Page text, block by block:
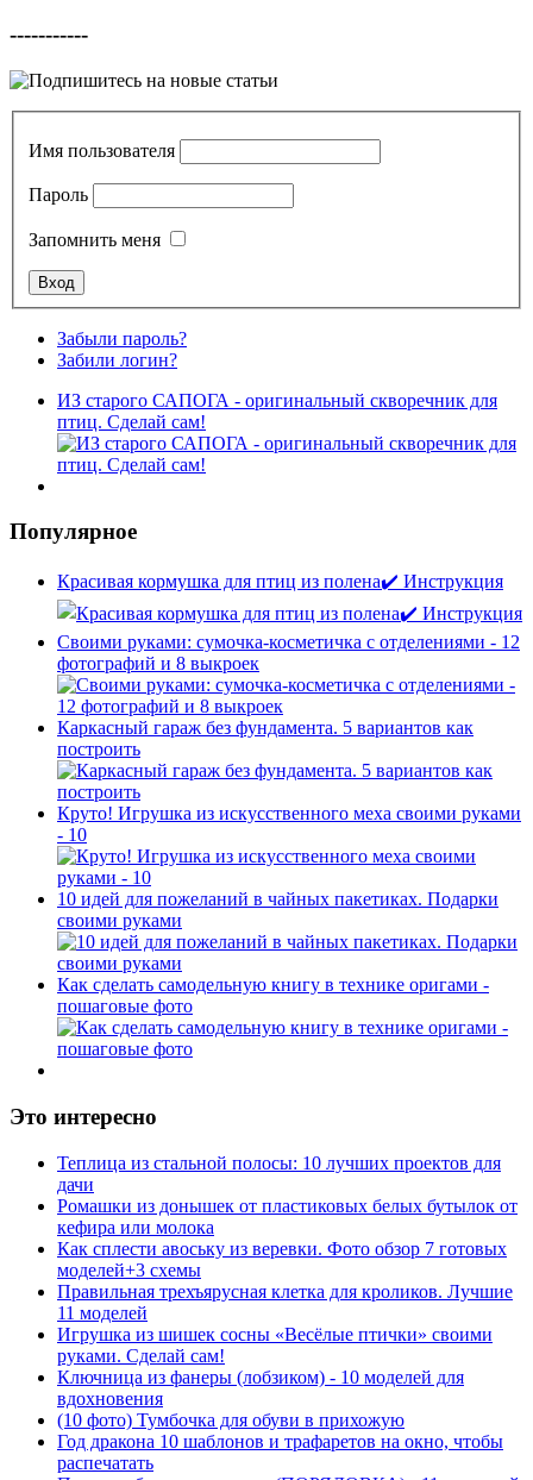
-----------
Имя пользователя
Пароль
Запомнить меня
Забыли пароль?
Забили логин?
ИЗ старого САПОГА - оригинальный скворечник для
птиц. Сделай сам!
Популярное
Красивая кормушка для птиц из полена✔️ Инструкция
Своими руками: сумочка-косметичка с отделениями - 12
фотографий и 8 выкроек
Каркасный гараж без фундамента. 5 вариантов как
построить
Круто! Игрушка из искусственного меха своими руками
- 10
10 идей для пожеланий в чайных пакетиках. Подарки
своими руками
Как сделать самодельную книгу в технике оригами -
пошаговые фото
Это интересно
Теплица из стальной полосы: 10 лучших проектов для
дачи
Ромашки из донышек от пластиковых белых бутылок от
кефира или молока
Как сплести авоську из веревки. Фото обзор 7 готовых
моделей+3 схемы
Правильная трехъярусная клетка для кроликов. Лучшие
11 моделей
Игрушка из шишек сосны «Весёлые птички» своими
руками. Сделай сам!
Ключница из фанеры (лобзиком) - 10 моделей для
вдохновения
(10 фото) Тумбочка для обуви в прихожую
Год дракона 10 шаблонов и трафаретов на окно, чтобы
распечатать